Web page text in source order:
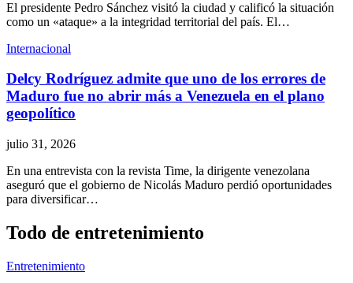
El presidente Pedro Sánchez visitó la ciudad y calificó la situación
como un «ataque» a la integridad territorial del país. El…
Internacional
Delcy Rodríguez admite que uno de los errores de
Maduro fue no abrir más a Venezuela en el plano
geopolítico
julio 31, 2026
En una entrevista con la revista Time, la dirigente venezolana
aseguró que el gobierno de Nicolás Maduro perdió oportunidades
para diversificar…
Todo de entretenimiento
Entretenimiento